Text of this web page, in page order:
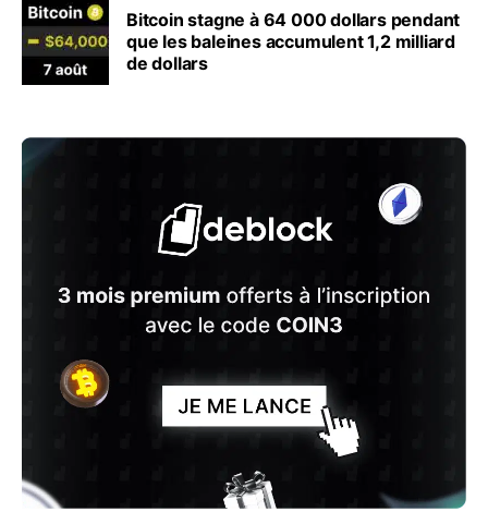
Bitcoin stagne à 64 000 dollars pendant
que les baleines accumulent 1,2 milliard
de dollars